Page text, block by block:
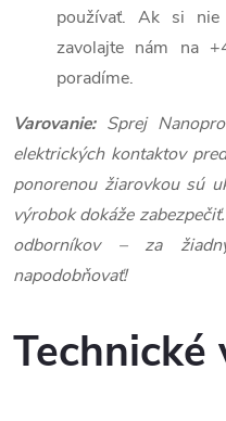
používať. Ak si
zavolajte nám na
poradíme.
Varovanie:Sprej
elektrických kontaktov
ponorenou žiarovkou sú
výrobok dokáže
odborníkov – za
napodobňovať!